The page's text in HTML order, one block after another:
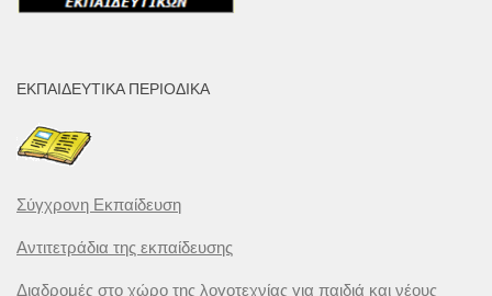
ΕΚΠΑΙΔΕΥΤΙΚΆ ΠΕΡΙΟΔΙΚΆ
Σύγχρονη Εκπαίδευση
Αντιτετράδια της εκπαίδευσης
Διαδρομές στο χώρο της λογοτεχνίας για παιδιά και νέους